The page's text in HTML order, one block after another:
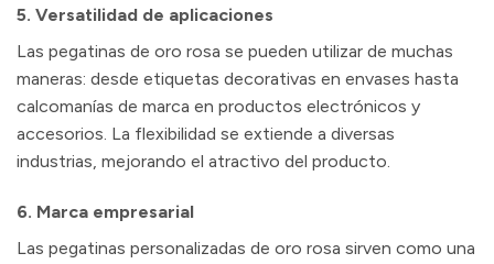
5. Versatilidad de aplicaciones
Las pegatinas de oro rosa se pueden utilizar de muchas
maneras: desde etiquetas decorativas en envases hasta
calcomanías de marca en productos electrónicos y
accesorios. La flexibilidad se extiende a diversas
industrias, mejorando el atractivo del producto.
6. Marca empresarial
Las pegatinas personalizadas de oro rosa sirven como una